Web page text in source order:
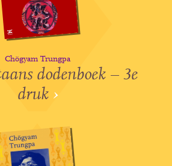
Chögyam Trungpa
dodenboek – 3e
druk ›